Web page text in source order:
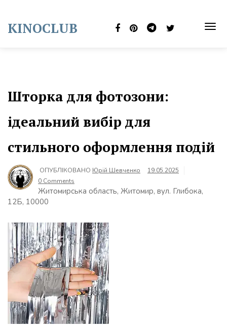
content
KINOCLUB
Шторка для фотозони:
ідеальний вибір для
стильного оформлення подій
ОПУБЛІКОВАНО Юрій Шевченко
19.05.2025
0 Comments
Житомирська область, Житомир, вул. Глибока,
12Б, 10000